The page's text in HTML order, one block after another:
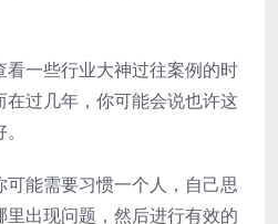
一些行业大神过往案例的时
过几年，你可能会说也许这
能需要习惯一个人，自己思
出现问题，然后进行有效的